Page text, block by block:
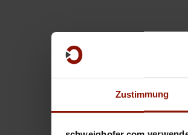
Zustimmung